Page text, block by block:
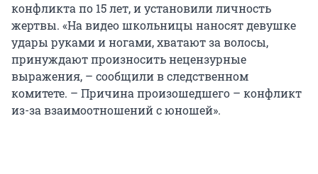
конфликта по 15 лет, и установили личность
жертвы. «На видео школьницы наносят девушке
удары руками и ногами, хватают за волосы,
принуждают произносить нецензурные
выражения, – сообщили в следственном
комитете. – Причина произошедшего – конфликт
из-за взаимоотношений с юношей».